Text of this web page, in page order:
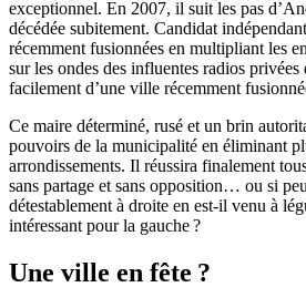
exceptionnel. En 2007, il suit les pas
décédée subitement. Candidat
récemment fusionnées en multipliant les
sur les ondes des influentes radios
facilement d’une ville récemment
Ce maire déterminé, rusé et un brin
pouvoirs de la municipalité en éliminant
arrondissements. Il réussira finalement
sans partage et sans opposition… ou si
détestablement à droite en est-il venu à
intéressant pour la gauche ?
Une ville en fête ?